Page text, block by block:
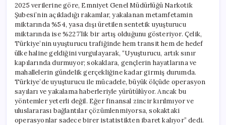
2025 verilerine göre, Emniyet Genel Müdürlüğü Narkotik
Şubesi’nin açıkladığı rakamlar, yakalanan metamfetamin
miktarında %54, yasa dışı üretilen sentetik uyuşturucu
miktarında ise %227’lik bir artış olduğunu gösteriyor. Çelik,
Türkiye’nin uyuşturucu trafiğinde hem transit hem de hedef
ülke haline geldiğini vurgulayarak, “Uyuşturucu, artık sınır
kapılarında durmuyor; sokaklara, gençlerin hayatlarına ve
mahallelerin gündelik gerçekliğine kadar girmiş durumda.
Türkiye’de uyuşturucu ile mücadele, büyük ölçüde operasyon
sayıları ve yakalama haberleriyle yürütülüyor. Ancak bu
yöntemler yeterli değil. Eğer finansal zincir kırılmıyor ve
uluslararası bağlantılar çözümlenmiyorsa, sokaktaki
operasyonlar sadece birer istatistikten ibaret kalıyor” dedi.